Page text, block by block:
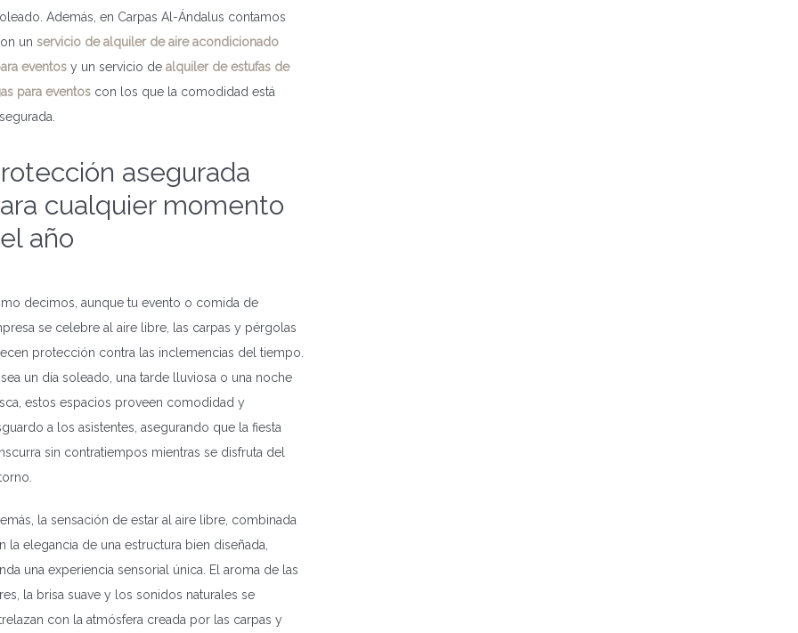
Además, en Carpas Al-Ándalus contamos
un servicio de alquiler de aire acondicionado
eventosy un servicio de alquiler de estufas de
para eventos con los que la comodidad está
asegurada
cualquier momento
año
decimos, aunque tu evento o comida de
se celebre al aire libre, las carpas y pérgolas
protección contra las inclemencias del tiempo.
sea un día soleado, una tarde lluviosa o una noche
estos espacios proveen comodidad y
a los asistentes, asegurando que la fiesta
sin contratiempos mientras se disfruta del
la sensación de estar al aire libre, combinada
la elegancia de una estructura bien diseñada,
una experiencia sensorial única. El aroma de las
la brisa suave y los sonidos naturales se
con la atmósfera creada por las carpas y